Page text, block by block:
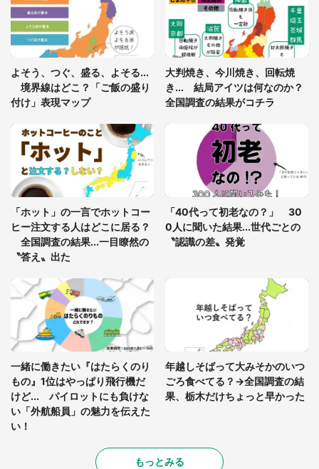
人驚がく 何が存在しないか、あなたはわかる？
「閉所恐怖症の私は新幹線で大パニック。隣席の青
年に『手を繋いで』とお願いしたら...」 体験談に
8万人感動
知らぬおじいさんがわざわざ声をかけてきて（兵庫
県・30代女性）
「ゾワゾワする」「本当に気持ち悪い」 道端でバ
グっちゃってた〝野生の野菜〟に6.5万人戦慄
よそう、つぐ、盛る、よそる...
境界線はどこ？「ご飯の盛り
付け」表現マップ
大判焼き、今川焼き、回転焼
き... 結局アイツは何なのか？
全国調査の結果がコチラ
「ホット」の一言でホットコー
ヒー注文する人はどこに居る？
全国調査の結果...一目瞭然の
〝答え〟出た
「40代って初老なの？」 30
0人に聞いた結果...世代ごとの
〝認識の差〟発覚
一緒に働きたい『はたらくのり
もの』1位はやっぱり飛行機だ
けど... パイロットにも負けな
い「外航船員」の魅力を伝えた
い！
年越しそばって大みそかのいつ
ごろ食べてる？→全国調査の結
果、栃木だけちょっと早かった
もっとみる